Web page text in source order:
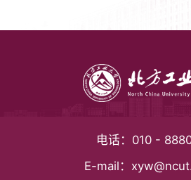
电话： 010 -
E-mail：